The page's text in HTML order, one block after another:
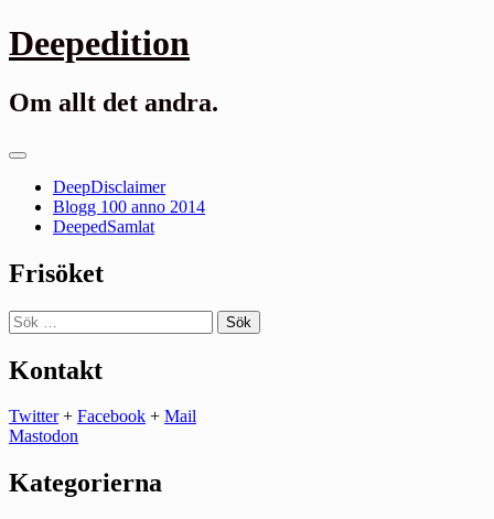
Gå
till
Deepedition
Om allt det andra.
Primär
DeepDisclaimer
Blogg 100 anno 2014
DeepedSamlat
Frisöket
Sök
efter:
Kontakt
Twitter+ Facebook + Mail
Mastodon
Kategorierna